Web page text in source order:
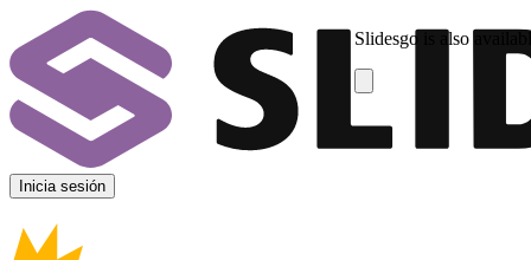
Slidesgo is also
Inicia sesión